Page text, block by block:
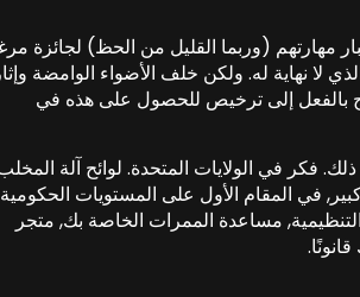
مهارتهم (وربما القليل من الحظ) لجائزة
لا نهاية له. ولكن خلف الأضواء الوامضة
بالفعل إلى ترخيص للحصول على هذه في
فكر في الولايات المتحدة. لوائح آلة
في المقام الأول على المستويات الحكومية
مساعدة الممرات الخاصة بك, متجر